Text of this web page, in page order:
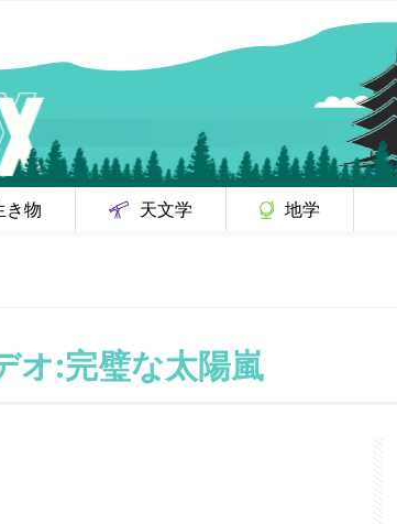
き物 天文学 地学
オ:完璧な太陽嵐